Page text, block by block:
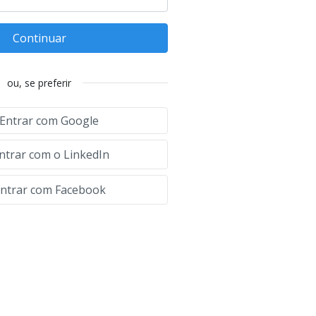
Continuar
ou, se preferir
com Google
com o LinkedIn
com Facebook